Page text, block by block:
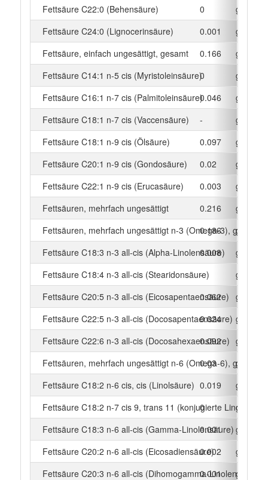
Fettsäure C22:0 (Behensäure)
0
g
Fettsäure C24:0 (Lignocerinsäure)
0.001
g
Fettsäure, einfach ungesättigt, gesamt
0.166
g
Fettsäure C14:1 n-5 cis (Myristoleinsäure)0
g
Fettsäure C16:1 n-7 cis (Palmitoleinsäure)0.046
g
Fettsäure C18:1 n-7 cis (Vaccensäure)
-
g
Fettsäure C18:1 n-9 cis (Ölsäure)
0.097
g
Fettsäure C20:1 n-9 cis (Gondosäure)
0.02
g
Fettsäure C22:1 n-9 cis (Erucasäure)
0.003
g
Fettsäuren, mehrfach ungesättigt
0.216
g
Fettsäuren, mehrfach ungesättigt n-3 (Omega-3), gesamt
0.186
g
Fettsäure C18:3 n-3 all-cis (Alpha-Linolensäure)
0.008
g
Fettsäure C18:4 n-3 all-cis (Stearidonsäure)
-
g
Fettsäure C20:5 n-3 all-cis (Eicosapentaensäure)
0.062
g
Fettsäure C22:5 n-3 all-cis (Docosapentaensäure)
0.024
g
Fettsäure C22:6 n-3 all-cis (Docosahexaensäure)
0.092
g
Fettsäuren, mehrfach ungesättigt n-6 (Omega-6), gesamt
0.03
g
Fettsäure C18:2 n-6 cis, cis (Linolsäure) 0.019
g
Fettsäure C18:2 n-7 cis 9, trans 11 (konjugierte Linolsäure)
0
g
Fettsäure C18:3 n-6 all-cis (Gamma-Linolensäure)
0.001
g
Fettsäure C20:2 n-6 all-cis (Eicosadiensäure)
0.002
g
Fettsäure C20:3 n-6 all-cis (Dihomogamma-Linolensäure)
0.001
g